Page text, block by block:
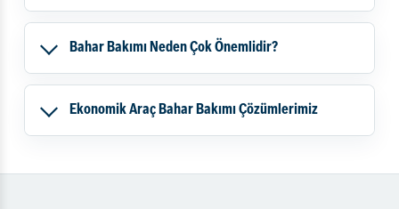
Bahar Bakımı Neden Çok Önemlidir?
Ekonomik Araç Bahar Bakımı Çözümlerimiz